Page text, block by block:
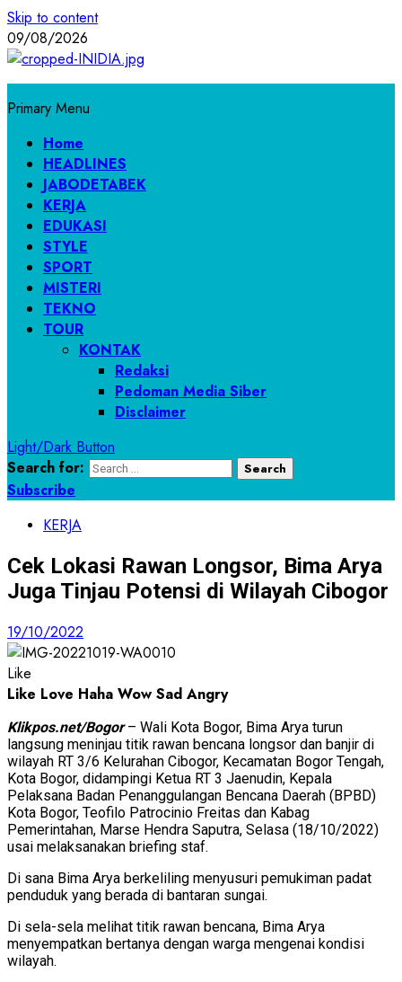
Skip to content
09/08/2026
Primary Menu
Home
HEADLINES
JABODETABEK
KERJA
EDUKASI
STYLE
SPORT
MISTERI
TEKNO
TOUR
KONTAK
Redaksi
Pedoman Media Siber
Disclaimer
Light/Dark Button
Search for:
Subscribe
KERJA
Cek Lokasi Rawan Longsor, Bima Arya
Juga Tinjau Potensi di Wilayah Cibogor
19/10/2022
Like
Like Love Haha Wow Sad Angry
Klikpos.net/Bogor– Wali Kota Bogor, Bima Arya turun
langsung meninjau titik rawan bencana longsor dan banjir di
wilayah RT 3/6 Kelurahan Cibogor, Kecamatan Bogor Tengah,
Kota Bogor, didampingi Ketua RT 3 Jaenudin, Kepala
Pelaksana Badan Penanggulangan Bencana Daerah (BPBD)
Kota Bogor, Teofilo Patrocinio Freitas dan Kabag
Pemerintahan, Marse Hendra Saputra, Selasa (18/10/2022)
usai melaksanakan briefing staf.
Di sana Bima Arya berkeliling menyusuri pemukiman padat
penduduk yang berada di bantaran sungai.
Di sela-sela melihat titik rawan bencana, Bima Arya
menyempatkan bertanya dengan warga mengenai kondisi
wilayah.